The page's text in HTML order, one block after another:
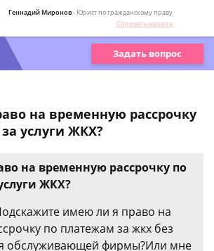
Геннадий Миронов- Юрист по гражданскому праву
Спросить юриста
Задать вопрос
на временную рассрочку
услуги ЖКХ?
на временную рассрочку по
ЖКХ?
имею ли я право на
по платежам за жкх без
обслуживающей фирмы?Или мне